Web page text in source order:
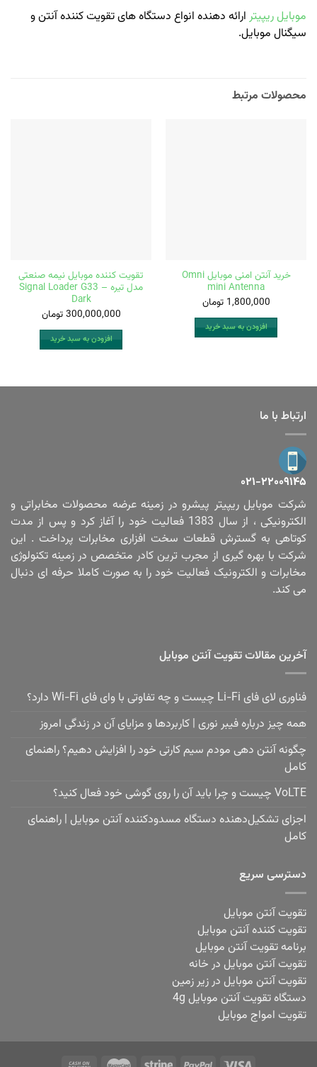
موبایل ریپیتر ارائه دهنده انواع دستگاه های تقویت کننده آنتن و
سیگنال موبایل.
محصولات مرتبط
خرید آنتن امنی موبایل Omni
mini Antenna
1,800,000 تومان
افزودن به سبد خرید
تقویت کننده موبایل نیمه صنعتی
مدل تیره Signal Loader G33 –
Dark
300,000,000 تومان
افزودن به سبد خرید
ارتباط با ما
۰۲۱-۲۲۰۰۹۱۴۵
شرکت موبایل ریپیتر پیشرو در زمینه عرضه محصولات مخابراتی و
الکترونیکی ، از سال 1383 فعالیت خود را آغاز کرد و پس از مدت
کوتاهی به گسترش قطعات سخت افزاری مخابرات پرداخت . این
شرکت با بهره گیری از مجرب ترین کادر متخصص در زمینه تکنولوژی
مخابرات و الکترونیک فعالیت خود را به صورت کاملا حرفه ای دنبال
می کند.
آخرین مقالات تقویت آنتن موبایل
فناوری لای فای Li-Fi چیست و چه تفاوتی با وای فای Wi-Fi دارد؟
همه چیز درباره فیبر نوری | کاربردها و مزایای آن در زندگی امروز
چگونه آنتن دهی مودم سیم کارتی خود را افزایش دهیم؟ راهنمای
کامل
VoLTE چیست و چرا باید آن را روی گوشی خود فعال کنید؟
اجزای تشکیل‌دهنده دستگاه مسدودکننده آنتن موبایل | راهنمای
کامل
دسترسی سریع
تقویت آنتن موبایل
تقویت کننده آنتن موبایل
برنامه تقویت آنتن موبایل
تقویت آنتن موبایل در خانه
تقویت آنتن موبایل در زیر زمین
دستگاه تقویت آنتن موبایل 4g
تقویت امواج موبایل